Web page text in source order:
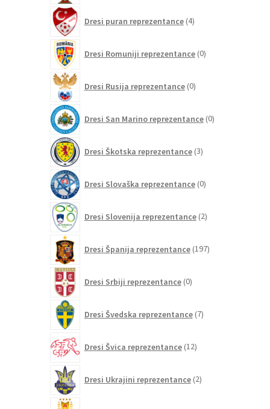
Dresi puran reprezentance 4izdelki
Dresi Romuniji reprezentance 0izdelkov
Dresi Rusija reprezentance 0izdelkov
Dresi San Marino reprezentance 0izdelkov
Dresi Škotska reprezentance 3izdelki
Dresi Slovaška reprezentance 0izdelkov
Dresi Slovenija reprezentance 2izdelka
Dresi Španija reprezentance 197izdelkov
Dresi Srbiji reprezentance 0izdelkov
Dresi Švedska reprezentance 7izdelkov
Dresi Švica reprezentance 12izdelkov
Dresi Ukrajini reprezentance 2izdelka